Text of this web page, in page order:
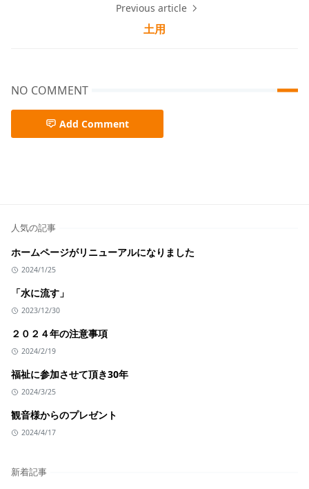
Previous article
土用
NO COMMENT
Add Comment
人気の記事
ホームページがリニューアルになりました
2024/1/25
「水に流す」
2023/12/30
２０２４年の注意事項
2024/2/19
福祉に参加させて頂き30年
2024/3/25
観音様からのプレゼント
2024/4/17
新着記事